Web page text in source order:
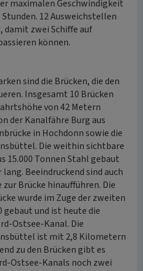
maximalen Geschwindigkeit
12 Ausweichstellen
zwei Schiffe auf
können.
sind die Brücken, die den
Insgesamt 10 Brücken
von 42 Metern
der Kanalfähre Burg aus
in Hochdonn sowie die
Die weithin sichtbare
15.000 Tonnen Stahl gebaut
Beeindruckend sind auch
Brücke hinaufführen. Die
wurde im Zuge der zweiten
und ist heute die
Ostsee-Kanal. Die
ist mit 2,8 Kilometern
zu den Brücken gibt es
Ostsee-Kanals noch zwei